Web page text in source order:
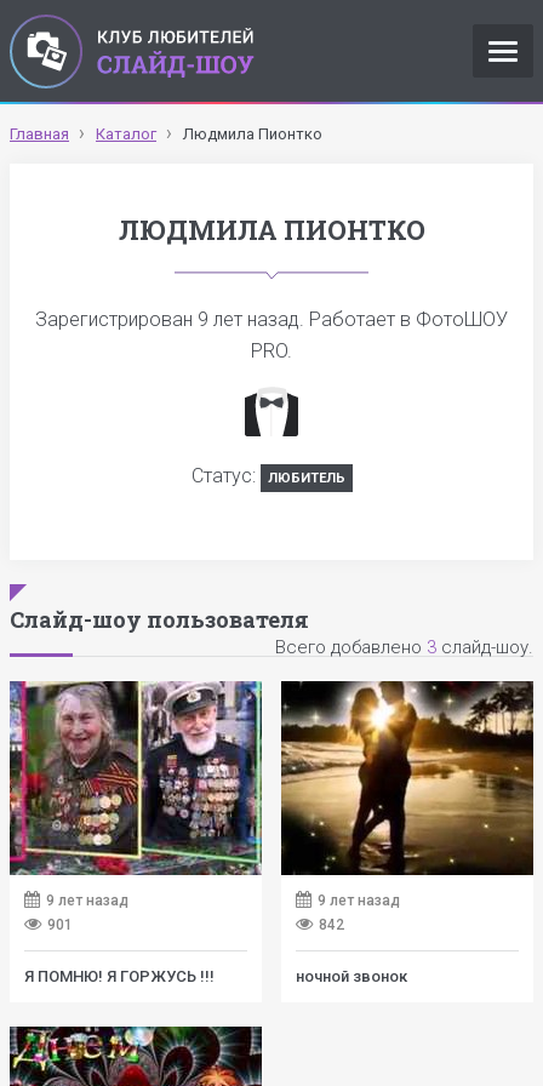
Главная Каталог Людмила Пионтко
ЛЮДМИЛА ПИОНТКО
Зарегистрирован 9 лет назад. Работает в ФотоШОУ
PRO.
Статус: ЛЮБИТЕЛЬ
Слайд-шоу пользователя
Всего добавлено 3 слайд-шоу.
9 лет назад
901
Я ПОМНЮ! Я ГОРЖУСЬ !!!
9 лет назад
842
ночной звонок